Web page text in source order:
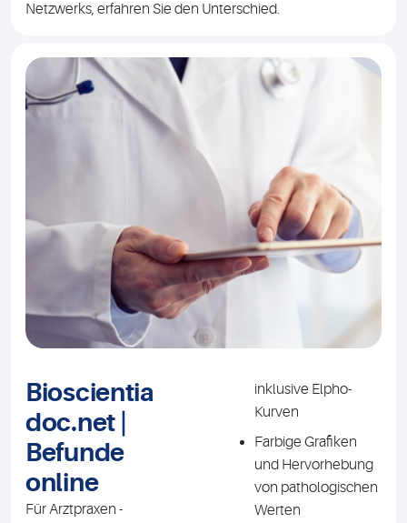
Netzwerks, erfahren Sie den Unterschied.
Bioscientia
doc.net |
Befunde
online
Für Arztpraxen -
inklusive Elpho-
Kurven
Farbige Grafiken
und Hervorhebung
von pathologischen
Werten